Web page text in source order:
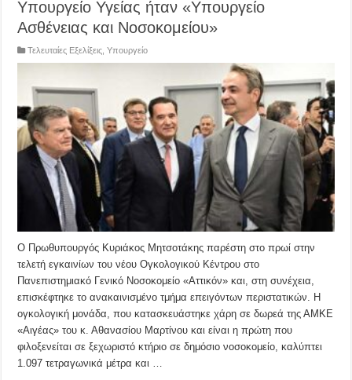
Υπουργείο Υγείας ήταν «Υπουργείο
Ασθένειας και Νοσοκομείου»
Τελευταίες Εξελίξεις ,Υπουργείο
Ο Πρωθυπουργός Κυριάκος Μητσοτάκης παρέστη στο πρωί στην
τελετή εγκαινίων του νέου Ογκολογικού Κέντρου στο
Πανεπιστημιακό Γενικό Νοσοκομείο «Αττικόν» και, στη συνέχεια,
επισκέφτηκε το ανακαινισμένο τμήμα επειγόντων περιστατικών. Η
ογκολογική μονάδα, που κατασκευάστηκε χάρη σε δωρεά της ΑΜΚΕ
«Αιγέας» του κ. Αθανασίου Μαρτίνου και είναι η πρώτη που
φιλοξενείται σε ξεχωριστό κτήριο σε δημόσιο νοσοκομείο, καλύπτει
1.097 τετραγωνικά μέτρα και …